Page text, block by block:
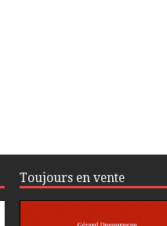
Toujours en vente